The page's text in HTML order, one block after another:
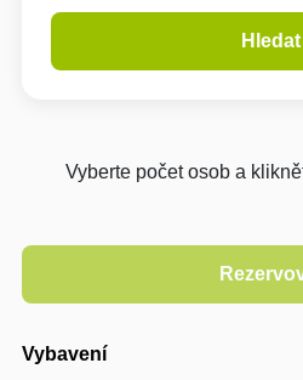
Hledat
Vyberte počet osob a
Vybavení